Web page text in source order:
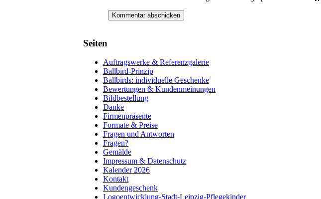
Seiten
Auftragswerke & Referenzgalerie
Ballbird-Prinzip
Ballbirds: individuelle Geschenke
Bewertungen & Kundenmeinungen
Bildbestellung
Danke
Firmenpräsente
Formate & Preise
Fragen und Antworten
Fragen?
Gemälde
Impressum & Datenschutz
Kalender 2026
Kontakt
Kundengeschenk
Logoentwicklung-Stadt-Leipzig-Pflegekinder